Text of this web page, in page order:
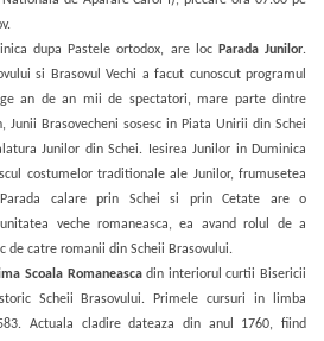
dupa Pastele ortodox, are loc Parada Junilor.
si Brasovul Vechi a facut cunoscut programul
an de an mii de spectatori, mare parte dintre
Brasovecheni sosesc in Piata Unirii din Schei
Junilor din Schei. Iesirea Junilor in Duminica
costumelor traditionale ale Junilor, frumusetea
calare prin Schei si prin Cetate are o
veche romaneasca, ea avand rolul de a
de catre romanii din Scheii Brasovului.
Scoala Romaneascadin interiorul curtii Bisericii
Scheii Brasovului. Primele cursuri in limba
Actuala cladire dateaza din anul 1760, fiind